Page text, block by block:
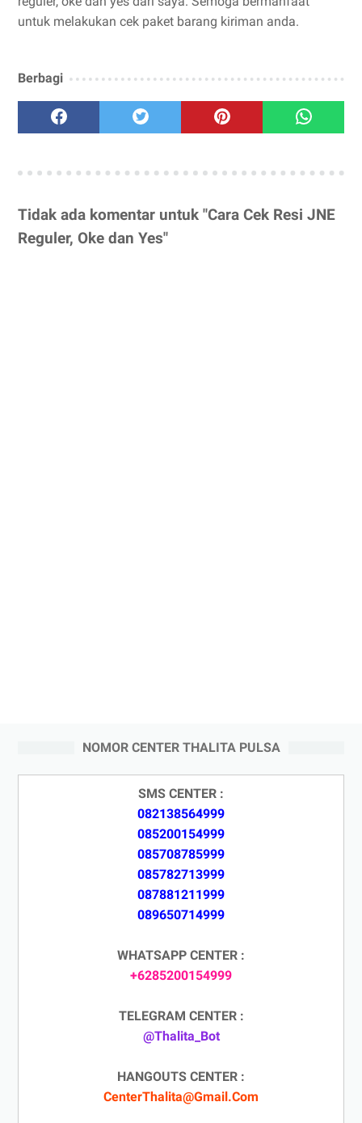
untuk melakukan cek paket barang kiriman anda.
Berbagi
Tidak ada komentar untuk "Cara Cek Resi JNE
Reguler, Oke dan Yes"
NOMOR CENTER THALITA PULSA
SMS CENTER :
082138564999
085200154999
085708785999
085782713999
087881211999
089650714999
WHATSAPP CENTER :
+6285200154999
TELEGRAM CENTER :
@Thalita_Bot
HANGOUTS CENTER :
CenterThalita@Gmail.Com